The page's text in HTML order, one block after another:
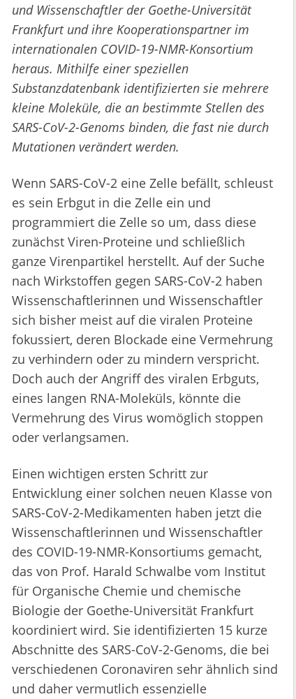
und Wissenschaftler der Goethe-Universität
Frankfurt und ihre Kooperationspartner im
internationalen COVID-19-NMR-Konsortium
heraus. Mithilfe einer speziellen
Substanzdatenbank identifizierten sie mehrere
kleine Moleküle, die an bestimmte Stellen des
SARS-CoV-2-Genoms binden, die fast nie durch
Mutationen verändert werden.
Wenn SARS-CoV-2 eine Zelle befällt, schleust
es sein Erbgut in die Zelle ein und
programmiert die Zelle so um, dass diese
zunächst Viren-Proteine und schließlich
ganze Virenpartikel herstellt. Auf der Suche
nach Wirkstoffen gegen SARS-CoV-2 haben
Wissenschaftlerinnen und Wissenschaftler
sich bisher meist auf die viralen Proteine
fokussiert, deren Blockade eine Vermehrung
zu verhindern oder zu mindern verspricht.
Doch auch der Angriff des viralen Erbguts,
eines langen RNA-Moleküls, könnte die
Vermehrung des Virus womöglich stoppen
oder verlangsamen.
Einen wichtigen ersten Schritt zur
Entwicklung einer solchen neuen Klasse von
SARS-CoV-2-Medikamenten haben jetzt die
Wissenschaftlerinnen und Wissenschaftler
des COVID-19-NMR-Konsortiums gemacht,
das von Prof. Harald Schwalbe vom Institut
für Organische Chemie und chemische
Biologie der Goethe-Universität Frankfurt
koordiniert wird. Sie identifizierten 15 kurze
Abschnitte des SARS-CoV-2-Genoms, die bei
verschiedenen Coronaviren sehr ähnlich sind
und daher vermutlich essenzielle